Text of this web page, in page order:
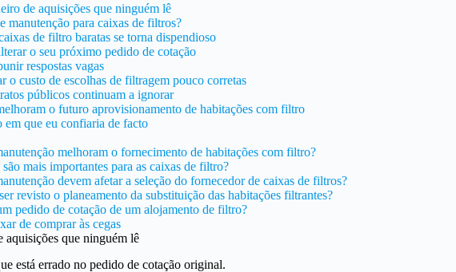
de aquisições que ninguém lê
manutenção para caixas de filtros?
de filtro baratas se torna dispendioso
o seu próximo pedido de cotação
respostas vagas
o custo de escolhas de filtragem pouco corretas
públicos continuam a ignorar
o futuro aprovisionamento de habitações com filtro
que eu confiaria de facto
melhoram o fornecimento de habitações com filtro?
mais importantes para as caixas de filtro?
devem afetar a seleção do fornecedor de caixas de filtros?
revisto o planeamento da substituição das habitações filtrantes?
pedido de cotação de um alojamento de filtro?
de comprar às cegas
aquisições que ninguém lê
está errado no pedido de cotação original.